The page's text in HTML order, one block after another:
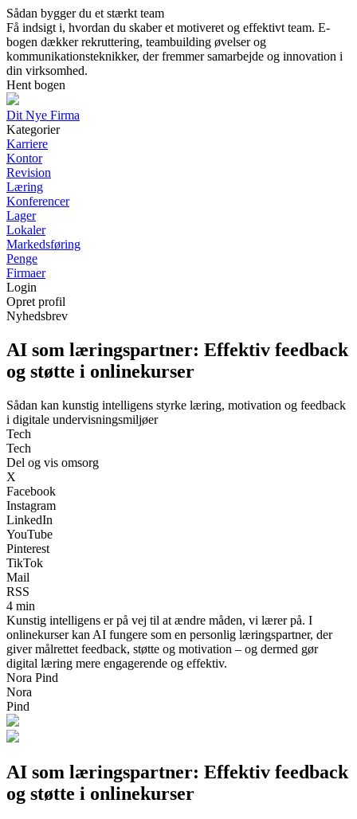
Sådan bygger du et stærkt team
Få indsigt i, hvordan du skaber et motiveret og effektivt team. E-
bogen dækker rekruttering, teambuilding øvelser og
kommunikationsteknikker, der fremmer samarbejde og innovation i
din virksomhed.
Hent bogen
Dit Nye Firma
Kategorier
Karriere
Kontor
Revision
Læring
Konferencer
Lager
Lokaler
Markedsføring
Penge
Firmaer
Login
Opret profil
Nyhedsbrev
AI som læringspartner: Effektiv feedback
og støtte i onlinekurser
Sådan kan kunstig intelligens styrke læring, motivation og feedback
i digitale undervisningsmiljøer
Tech
Tech
Del og vis omsorg
X
Facebook
Instagram
LinkedIn
YouTube
Pinterest
TikTok
Mail
RSS
4 min
Kunstig intelligens er på vej til at ændre måden, vi lærer på. I
onlinekurser kan AI fungere som en personlig læringspartner, der
giver målrettet feedback, støtte og motivation – og dermed gør
digital læring mere engagerende og effektiv.
Nora Pind
Nora
Pind
AI som læringspartner: Effektiv feedback
og støtte i onlinekurser